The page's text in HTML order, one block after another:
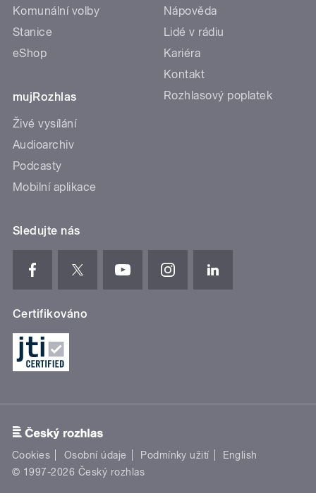
Komunální volby
Stanice
eShop
mujRozhlas
Živé vysílání
Audioarchiv
Podcasty
Mobilní aplikace
Nápověda
Lidé v rádiu
Kariéra
Kontakt
Rozhlasový poplatek
Sledujte nás
Certifikováno
Cookies Osobní údaje Podmínky užití
English
© 1997-2026 Český rozhlas